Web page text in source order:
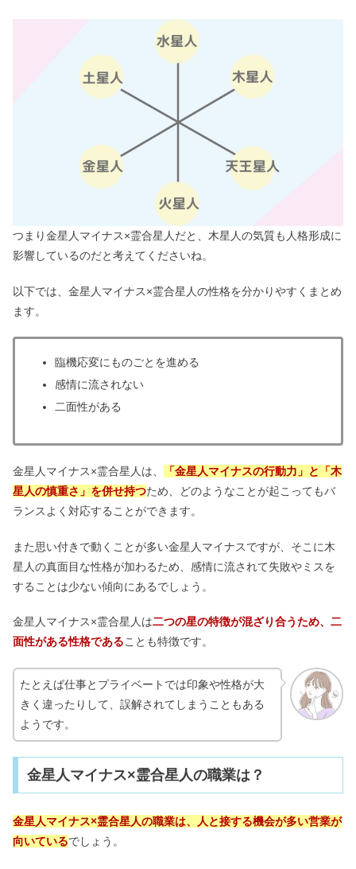
つまり金星人マイナス×霊合星人だと、木星人の気質も人格形成に
影響しているのだと考えてくださいね。
以下では、金星人マイナス×霊合星人の性格を分かりやすくまとめ
ます。
臨機応変にものごとを進める
感情に流されない
二面性がある
金星人マイナス×霊合星人は、
「金星人マイナスの行動力」と「木
星人の慎重さ」を併せ持つため、どのようなことが起こってもバ
ランスよく対応することができます。
また思い付きで動くことが多い金星人マイナスですが、そこに木
星人の真面目な性格が加わるため、感情に流されて失敗やミスを
することは少ない傾向にあるでしょう。
金星人マイナス×霊合星人は二つの星の特徴が混ざり合うため、二
面性がある性格であることも特徴です。
たとえば仕事とプライベートでは印象や性格が大
きく違ったりして、誤解されてしまうこともある
ようです。
金星人マイナス×霊合星人の職業は？
金星人マイナス×霊合星人の職業は、人と接する機会が多い営業が
向いているでしょう。